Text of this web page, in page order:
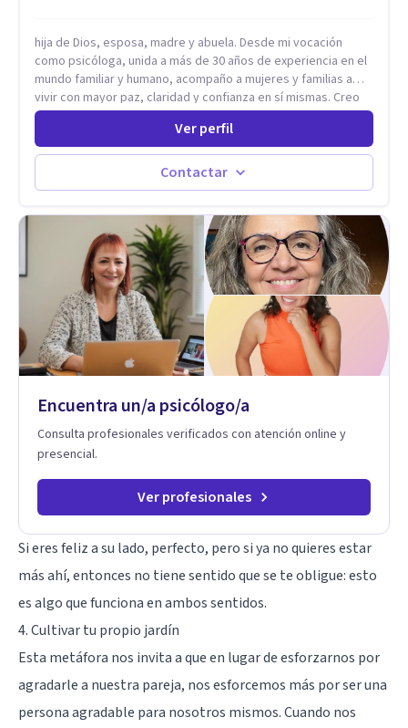
hija de Dios, esposa, madre y abuela. Desde mi vocación
como psicóloga, unida a más de 30 años de experiencia en el
mundo familiar y humano, acompaño a mujeres y familias a
vivir con mayor paz, claridad y confianza en sí mismas. Creo
profundamente que la vida está hecha de etapas, y que cada
ciclo —personal, emocional, espiritual y familiar— trae
oportunidades de crecimiento. Por eso utilizo una
combinación de psicología positiva, enfoque humanista,
herramientas contemporáneas de bienestar mental y
sintiéndote sostenida, acompañada y más segura de quién
eres. Mi misión es ayudarte a ordenar tu mundo interior, sanar
lo que aún pesa, fortalecer tu autoestima, transformar la
relación contigo misma y con quienes amas, y enseñarte
herramientas prácticas para navegar la vida familiar con amor,
límites sanos, serenidad y propósito. Trabajo desde una
mirada integral donde la mente, las emociones, la historia
familiar y la fe se encuentran para crear procesos
terapéuticos transformadores, cálidos y profundamente
en cada etapa de tu vida.
Ver perfil
Contactar
Encuentra un/a psicólogo/a
Consulta profesionales verificados con atención online y
presencial.
Ver profesionales
Si eres feliz a su lado, perfecto, pero si ya no quieres estar
más ahí, entonces no tiene sentido que se te obligue: esto
es algo que funciona en ambos sentidos.
4. Cultivar tu propio jardín
Esta metáfora nos invita a que en lugar de esforzarnos por
agradarle a nuestra pareja, nos esforcemos más por ser una
persona agradable para nosotros mismos. Cuando nos